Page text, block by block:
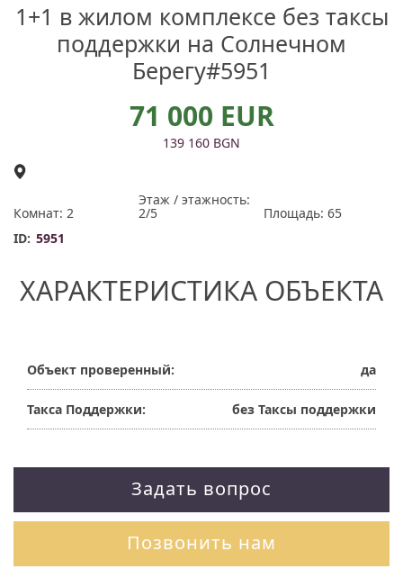
1+1 в жилом комплексе без таксы
поддержки на Солнечном
Берегу#5951
71 000 EUR
139 160 BGN
Комнат: 2
Этаж / этажность:
2/5
Площадь: 65
ID: 5951
ХАРАКТЕРИСТИКА ОБЪЕКТА
Объект проверенный: да
Такса Поддержки: без Таксы поддержки
Задать вопрос
Позвонить нам